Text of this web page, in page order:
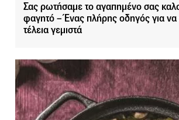
Σας ρωτήσαμε το αγαπημένο σας
φαγητό – Ένας πλήρης οδηγός για να
τέλεια γεμιστά